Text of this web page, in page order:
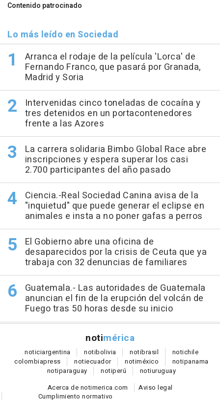
Contenido patrocinado
Lo más leído en Sociedad
Arranca el rodaje de la película 'Lorca' de
Fernando Franco, que pasará por Granada,
Madrid y Soria
Intervenidas cinco toneladas de cocaína y
tres detenidos en un portacontenedores
frente a las Azores
La carrera solidaria Bimbo Global Race abre
inscripciones y espera superar los casi
2.700 participantes del año pasado
Ciencia.-Real Sociedad Canina avisa de la
"inquietud" que puede generar el eclipse en
animales e insta a no poner gafas a perros
El Gobierno abre una oficina de
desaparecidos por la crisis de Ceuta que ya
trabaja con 32 denuncias de familiares
Guatemala.- Las autoridades de Guatemala
anuncian el fin de la erupción del volcán de
Fuego tras 50 horas desde su inicio
notimérica
noticiargentina notibolivia notibrasil notichile
colombiapress notiecuador notiméxico notipanama
notiparaguay notiperú notiuruguay
Acerca de notimerica.com
Aviso legal
Cumplimiento normativo